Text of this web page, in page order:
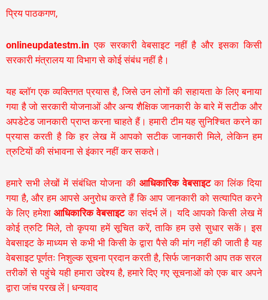
प्रिय पाठकगण,
onlineupdatestm.in एक सरकारी वेबसाइट नहीं है और इसका किसी
सरकारी मंत्रालय या विभाग से कोई संबंध नहीं है।
यह ब्लॉग एक व्यक्तिगत प्रयास है, जिसे उन लोगों की सहायता के लिए बनाया
गया है जो सरकारी योजनाओं और अन्य शैक्षिक जानकारी के बारे में सटीक और
अपडेटेड जानकारी प्राप्त करना चाहते हैं। हमारी टीम यह सुनिश्चित करने का
प्रयास करती है कि हर लेख में आपको सटीक जानकारी मिले, लेकिन हम
त्रुटियों की संभावना से इंकार नहीं कर सकते।
हमारे सभी लेखों में संबंधित योजना की आधिकारिक वेबसाइटका लिंक दिया
गया है, और हम आपसे अनुरोध करते हैं कि आप जानकारी को सत्यापित करने
के लिए हमेशा आधिकारिक वेबसाइटका संदर्भ लें। यदि आपको किसी लेख में
कोई त्रुटि मिले, तो कृपया हमें सूचित करें, ताकि हम उसे सुधार सकें। इस
वेबसाइट के माध्यम से कभी भी किसी के द्वारा पैसे की मांग नहीं की जाती है यह
वेबसाइट पूर्णतः निशुल्क सूचना प्रदान करती है,सिर्फ जानकारी आप तक सरल
तरीकों से पहुंचे यही हमारा उद्देश्य है, हमारे दिए गए सूचनाओं को एक बार अपने
द्वारा जांच परख लें | धन्यवाद